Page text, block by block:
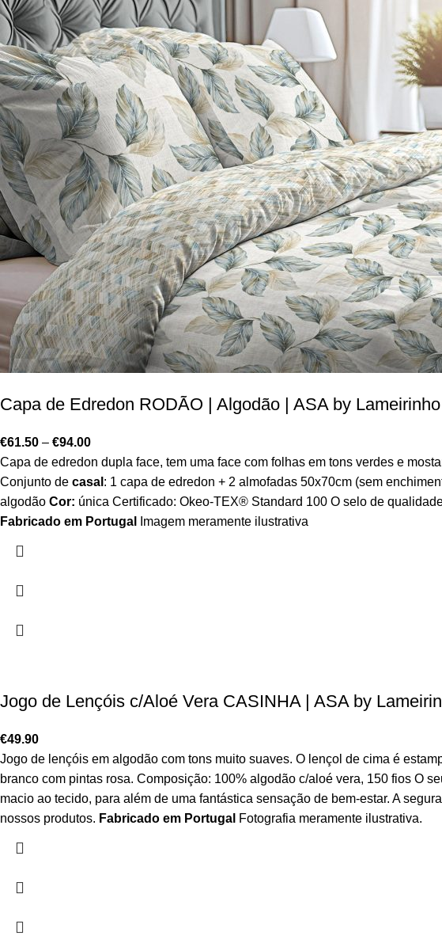
Capa de Edredon RODÃO | Algodão | ASA by Lameirinho
€61.50 – €94.00
Capa de edredon dupla face, tem uma face com folhas em tons verdes e
Conjunto de casal : 1 capa de edredon + 2 almofadas 50x70cm (sem
algodão Cor: única Certificado: Okeo-TEX® Standard 100 O selo de
Fabricado em Portugal
Imagem meramente ilustrativa
Jogo de Lençóis c/Aloé Vera CASINHA | ASA by
€49.90
Jogo de lençóis em algodão com tons muito suaves. O lençol de cima é
branco com pintas rosa. Composição: 100% algodão c/aloé vera, 150 fios O
macio ao tecido, para além de uma fantástica sensação de bem-estar. A
nossos produtos. Fabricado em Portugal Fotografia meramente ilustrativa.